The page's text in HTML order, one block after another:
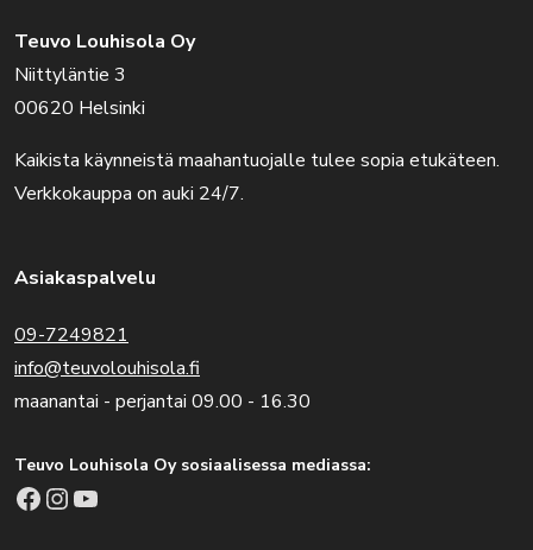
Teuvo Louhisola Oy
Niittyläntie 3
00620 Helsinki
Kaikista käynneistä maahantuojalle tulee sopia etukäteen.
Verkkokauppa on auki 24/7.
Asiakaspalvelu
09-7249821
info@teuvolouhisola.fi
maanantai - perjantai 09.00 - 16.30
Teuvo Louhisola Oy sosiaalisessa mediassa:
Facebook Instagram YouTube